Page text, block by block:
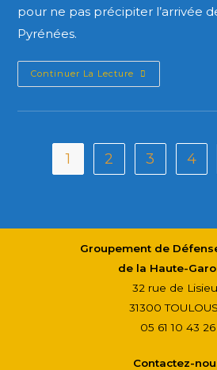
pour ne pas précipiter l’arrivée
Pyrénées.
Continuer La Lecture
1 2 3 4
Groupement de
de la Haute-
32 rue de
31300
05 61 10 43 26
Contactez-